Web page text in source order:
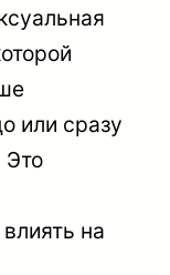
или сразу
Это
на